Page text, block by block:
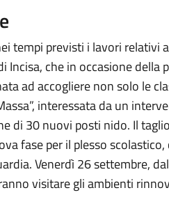
tempi previsti i lavori relativi
Incisa, che in occasione
ad accogliere non solo le
interessata da un
di 30 nuovi posti nido. Il
fase per il plesso
Venerdì 26 settembre,
visitare gli ambienti